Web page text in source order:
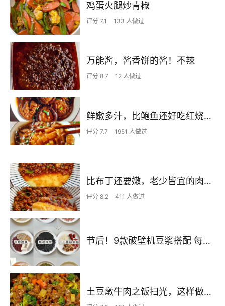
鸡蛋火腿炒青椒
评分 7.1 133 人做过
万能酱，酱香饼的酱！不辣
评分 8.7 12 人做过
鲜嫩多汁，比鲍鱼还好吃红烧香菇
评分 7.7 1951 人做过
比布丁还要嫩，老少皆宜的肉沫蒸蛋
评分 8.2 411 人做过
节后！9款破壁机豆浆搭配 每天不重样喝出好状态！
土豆燉牛肉之饭扫光，这样做也太香了吧，还没出锅已是浓香四溢了